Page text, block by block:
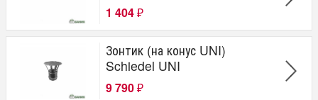
1 404 ₽
Зонтик (на конус UNI)
Schiedel UNI
9 790 ₽